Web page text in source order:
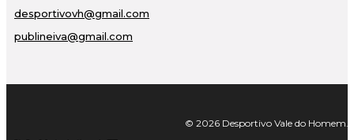
desportivovh@gmail.com
publineiva@gmail.com
© 2026 Desportivo Vale do Homem.